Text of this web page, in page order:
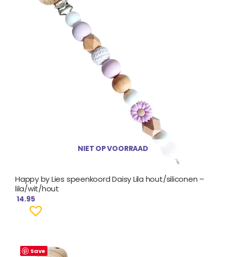
NIET OP VOORRAAD
Happy by Lies speenkoord Daisy Lila hout/siliconen –
lila/wit/hout
14.95
Save